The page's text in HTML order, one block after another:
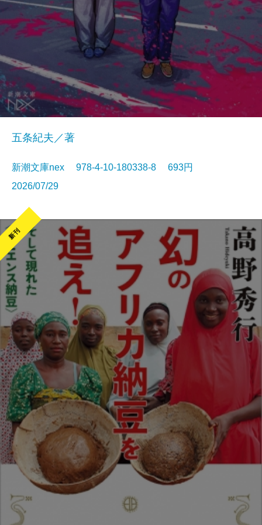
五条紀夫／著
新潮文庫nex 978-4-10-180338-8 693円
2026/07/29
新刊